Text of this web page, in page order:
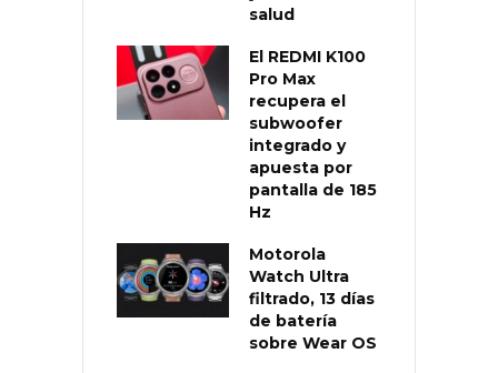
salud
El REDMI K100
Pro Max
recupera el
subwoofer
integrado y
apuesta por
pantalla de 185
Hz
Motorola
Watch Ultra
filtrado, 13 días
de batería
sobre Wear OS